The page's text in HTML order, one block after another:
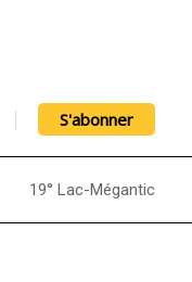
S'abonner
19° Lac-Mégantic